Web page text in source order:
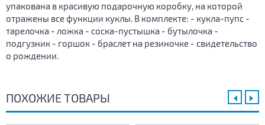
упакована в красивую подарочную коробку, на которой
отражены все функции куклы. В комплекте: - кукла-пупс -
тарелочка - ложка - соска-пустышка - бутылочка -
подгузник - горшок - браслет на резиночке - свидетельство
о рождении.
ПОХОЖИЕ ТОВАРЫ